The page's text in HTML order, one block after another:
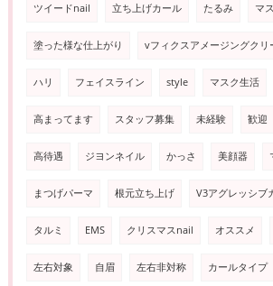
ツイードnail 立ち上げカール たるみ マ
塗った様な仕上がり vフィクスアメージングクリ
ハリ フェイスライン style マスク生活
高まってます スタッフ募集 未経験 歓迎
高待遇 ジヨンネイル かっさ 美顔器
まつげパーマ 根元立ち上げ V3アグレッシブ
タルミ EMS クリスマスnail オススメ
左右対象 自眉 左右非対称 カールタイプ